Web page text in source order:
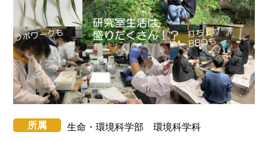
所属 生命・環境科学部 環境科学科